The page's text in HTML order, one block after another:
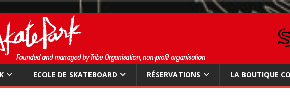
ECOLE DE SKATEBOARD RÉSERVATIONS LA BOUTIQUE